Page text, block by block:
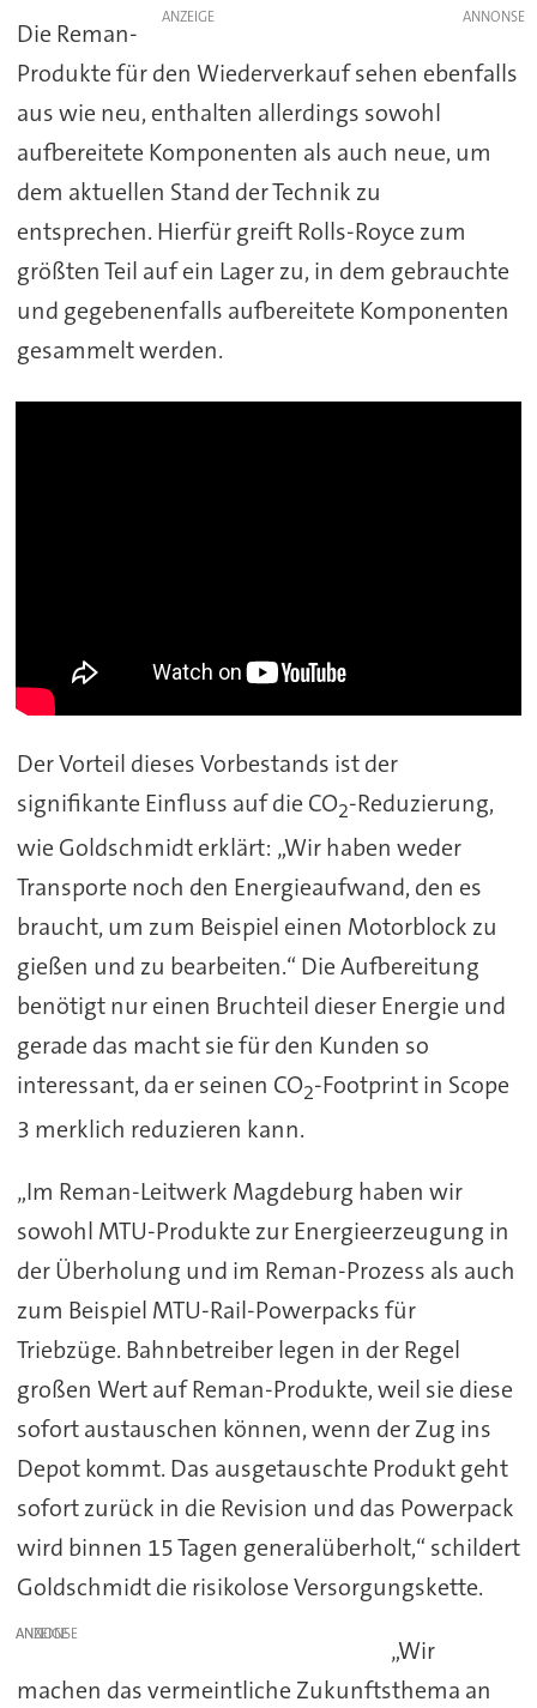
ANZEIGE
Die Reman-
Produkte für den Wiederverkauf sehen ebenfalls
aus wie neu, enthalten allerdings sowohl
aufbereitete Komponenten als auch neue, um
dem aktuellen Stand der Technik zu
entsprechen. Hierfür greift Rolls-Royce zum
größten Teil auf ein Lager zu, in dem gebrauchte
und gegebenenfalls aufbereitete Komponenten
gesammelt werden.
Der Vorteil dieses Vorbestands ist der
signifikante Einfluss auf die CO2-Reduzierung,
wie Goldschmidt erklärt: „Wir haben weder
Transporte noch den Energieaufwand, den es
braucht, um zum Beispiel einen Motorblock zu
gießen und zu bearbeiten.“ Die Aufbereitung
benötigt nur einen Bruchteil dieser Energie und
gerade das macht sie für den Kunden so
interessant, da er seinen CO2-Footprint in Scope
3 merklich reduzieren kann.
„Im Reman-Leitwerk Magdeburg haben wir
sowohl MTU-Produkte zur Energieerzeugung in
der Überholung und im Reman-Prozess als auch
zum Beispiel MTU-Rail-Powerpacks für
Triebzüge. Bahnbetreiber legen in der Regel
großen Wert auf Reman-Produkte, weil sie diese
sofort austauschen können, wenn der Zug ins
Depot kommt. Das ausgetauschte Produkt geht
sofort zurück in die Revision und das Powerpack
wird binnen 15 Tagen generalüberholt,“ schildert
Goldschmidt die risikolose Versorgungskette.
ANZEIGE
„Wir
machen das vermeintliche Zukunftsthema an